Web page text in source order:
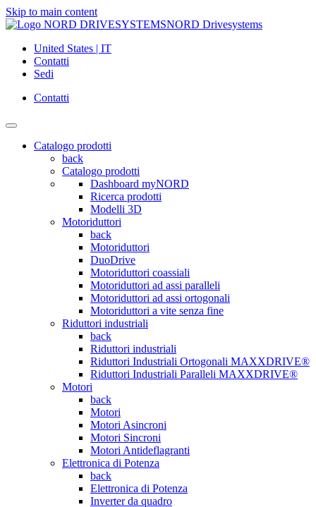
Skip to main content
NORD Drivesystems
United States | IT
Contatti
Sedi
Contatti
Catalogo prodotti
back
Catalogo prodotti
Dashboard myNORD
Ricerca prodotti
Modelli 3D
Motoriduttori
back
Motoriduttori
DuoDrive
Motoriduttori coassiali
Motoriduttori ad assi paralleli
Motoriduttori ad assi ortogonali
Motoriduttori a vite senza fine
Riduttori industriali
back
Riduttori industriali
Riduttori Industriali Ortogonali MAXXDRIVE®
Riduttori Industriali Paralleli MAXXDRIVE®
Motori
back
Motori
Motori Asincroni
Motori Sincroni
Motori Antideflagranti
Elettronica di Potenza
back
Elettronica di Potenza
Inverter da quadro